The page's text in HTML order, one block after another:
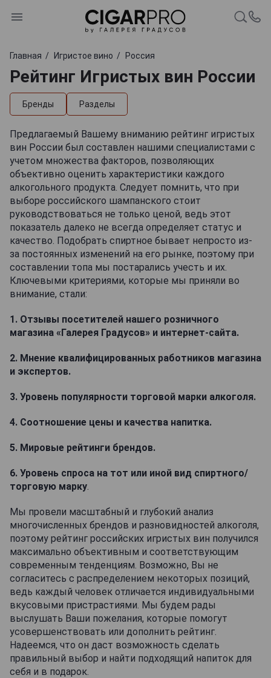
Главная Игристое вино Россия
Рейтинг Игристых вин России
Бренды Разделы
Предлагаемый Вашему вниманию рейтинг игристых
вин России был составлен нашими специалистами с
учетом множества факторов, позволяющих
объективно оценить характеристики каждого
алкогольного продукта. Следует помнить, что при
выборе российского шампанского стоит
руководствоваться не только ценой, ведь этот
показатель далеко не всегда определяет статус и
качество. Подобрать спиртное бывает непросто из-
за постоянных изменений на его рынке, поэтому при
составлении топа мы постарались учесть и их.
Ключевыми критериями, которые мы приняли во
внимание, стали:
1. Отзывы посетителей нашего розничного
магазина «Галерея Градусов» и интернет-сайта.
2. Мнение квалифицированных работников магазина
и экспертов.
3. Уровень популярности торговой марки алкоголя.
4. Соотношение цены и качества напитка.
5. Мировые рейтинги брендов.
6. Уровень спроса на тот или иной вид спиртного/
торговую марку
Мы провели масштабный и глубокий анализ
многочисленных брендов и разновидностей алкоголя,
поэтому рейтинг российских игристых вин получился
максимально объективным и соответствующим
современным тенденциям. Возможно, Вы не
согласитесь с распределением некоторых позиций,
ведь каждый человек отличается индивидуальными
вкусовыми пристрастиями. Мы будем рады
выслушать Ваши пожелания, которые помогут
усовершенствовать или дополнить рейтинг.
Надеемся, что он даст возможность сделать
правильный выбор и найти подходящий напиток для
себя и в подарок.